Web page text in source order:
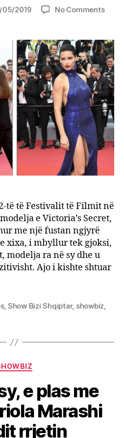
05/2019 No Commentson
ngre
më
seksi
se
kurrë
të të Festivalit të Filmit në
e Victoria’s Secret,
me një fustan ngjyrë
xixa, i mbyllur tek gjoksi,
modelja ra në sy dhe u
Ajo i kishte shtuar
, Show Bizi Shqiptar, showbiz,
Categories
e plas me
Marashi
rrjetin